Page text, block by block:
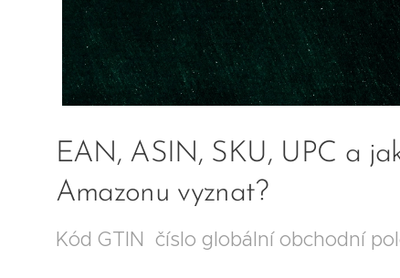
EAN, ASIN, SKU, UPC a
Amazonu vyznat?
Kód GTIN číslo globální obchodní